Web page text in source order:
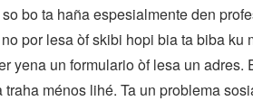
bo ta haña espesialmente den
por lesa òf skibi hopi bia ta biba ku
yena un formulario òf lesa un adres.
traha ménos lihé. Ta un problema